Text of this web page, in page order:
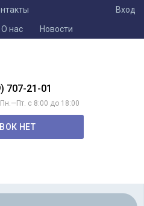
О нас Новости
Вход
707-21-01
с 8:00 до 18:00
НЕТ